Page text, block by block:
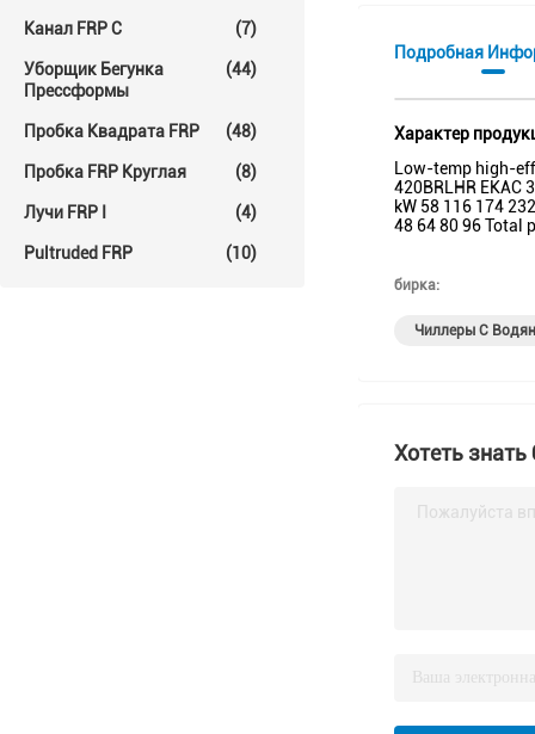
Канал FRP C (7)
Уборщик Бегунка
Прессформы
(44)
Пробка Квадрата FRP (48)
Пробка FRP Круглая (8)
Лучи FRP I (4)
Pultruded FRP (10)
Подробная
Характер
Low-temp high-
420BRLHR EKAC
kW 58 116 174
48 64 80 96 Total
бирка:
Чиллеры С
Хотеть
Пожалуйста